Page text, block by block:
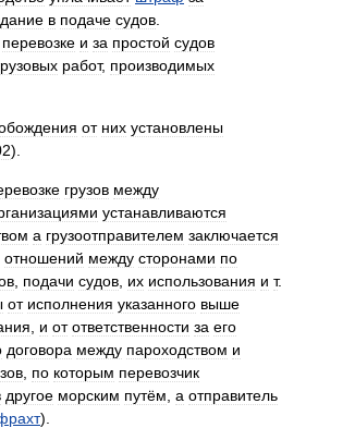
в подаче судов
перевозке и за простой судов
работ, производимых
от них установлены
).
грузов между
устанавливаются
а грузоотправителем заключается
отношений между сторонами по
подачи судов их использования и т.
от исполнения указанного выше
и от ответственности за его
договора между пароходством и
по которым перевозчик
другое морским путём а отправитель
).